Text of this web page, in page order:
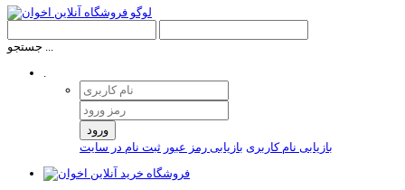
جستجو ...
.
ورود
بازیابی نام کاربری بازیابی رمز عبور ثبت نام در سایت